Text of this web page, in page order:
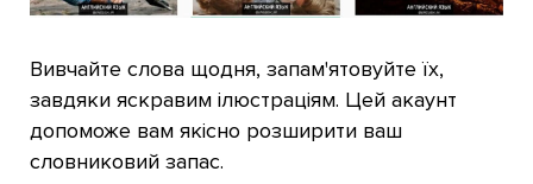
Вивчайте слова щодня, запам'ятовуйте їх,
завдяки яскравим ілюстраціям. Цей акаунт
допоможе вам якісно розширити ваш
словниковий запас.